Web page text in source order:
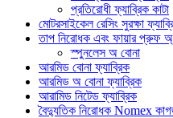
প্রতিরোধী ফ্যাব্রিক কাটা
মোটরসাইকেল রেসিং সুরক্ষা
তাপ নিরোধক এবং ফায়ার প্রুফ
স্পুনলেস অ বোনা
আরমিড বোনা ফ্যাব্রিক
আরমিড অ বোনা ফ্যাব্রিক
আরামিড নিটেড ফ্যাব্রিক
বৈদ্যুতিক নিরোধক Nomex